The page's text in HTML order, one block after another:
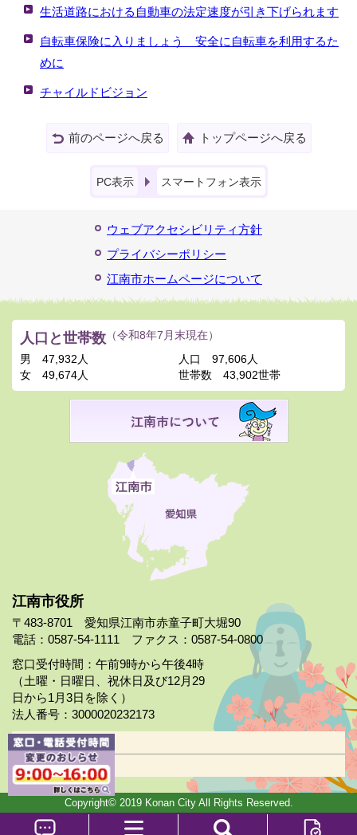
生活道路における自動車の法定速度が引き下げられます
自転車保険に入りましょう 安全に自転車を利用するた
めに
チャイルドビジョン
前のページへ戻る トップページへ戻る
PC表示 スマートフォン表示
ウェブアクセシビリティ方針
プライバシーポリシー
江南市ホームページについて
江南市役所
〒483-8701 愛知県江南市赤童子町大堀90
電話：0587-54-1111 ファクス：0587-54-0800
窓口受付時間：午前9時から午後4時
（土曜・日曜日、祝休日及び12月29
日から1月3日を除く）
法人番号：3000020232173
市役所案内
日曜市役所
人口と世帯数 （令和8年7月末現在）
男
47,932人
女
49,674人
人口
97,606人
世帯数
43,902世帯
Copyright© 2019 Konan City All Rights Reserved.